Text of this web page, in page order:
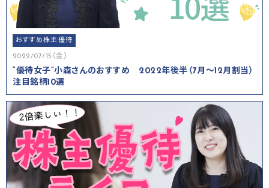
おすすめ株主優待
2022/07/15（金）
“優待女子”小森さんのおすすめ 2022年後半（7月～12月割当）
注目銘柄10選